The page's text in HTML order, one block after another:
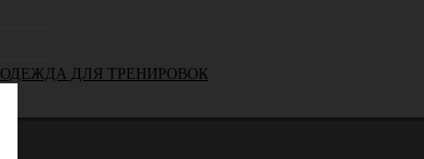
ОДЕЖДА ДЛЯ ТРЕНИРОВОК